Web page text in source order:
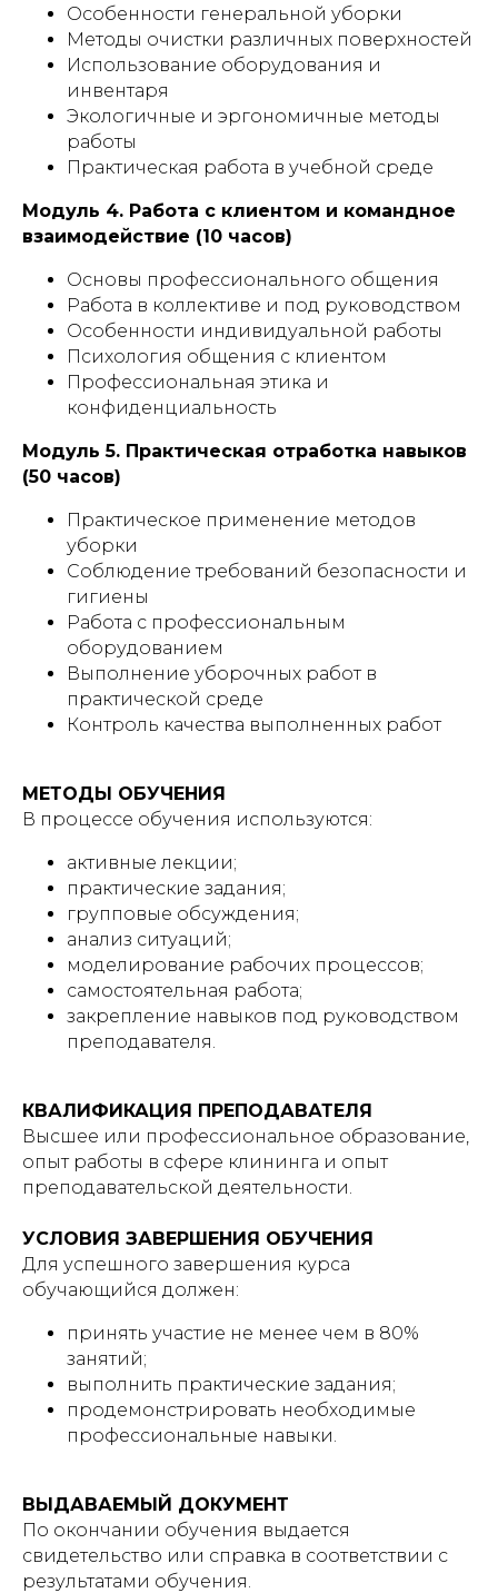
Особенности генеральной уборки
Методы очистки различных поверхностей
Использование оборудования и
инвентаря
Экологичные и эргономичные методы
работы
Практическая работа в учебной среде
Модуль 4. Работа с клиентом и командное
взаимодействие (10 часов)
Основы профессионального общения
Работа в коллективе и под руководством
Особенности индивидуальной работы
Психология общения с клиентом
Профессиональная этика и
конфиденциальность
Модуль 5. Практическая отработка навыков
(50 часов)
Практическое применение методов
уборки
Соблюдение требований безопасности и
гигиены
Работа с профессиональным
оборудованием
Выполнение уборочных работ в
практической среде
Контроль качества выполненных работ
МЕТОДЫ ОБУЧЕНИЯ
В процессе обучения используются:
активные лекции;
практические задания;
групповые обсуждения;
анализ ситуаций;
моделирование рабочих процессов;
самостоятельная работа;
закрепление навыков под руководством
преподавателя.
КВАЛИФИКАЦИЯ ПРЕПОДАВАТЕЛЯ
Высшее или профессиональное образование,
опыт работы в сфере клининга и опыт
преподавательской деятельности.
УСЛОВИЯ ЗАВЕРШЕНИЯ ОБУЧЕНИЯ
Для успешного завершения курса
обучающийся должен:
принять участие не менее чем в 80%
занятий;
выполнить практические задания;
продемонстрировать необходимые
профессиональные навыки.
ВЫДАВАЕМЫЙ ДОКУМЕНТ
По окончании обучения выдается
свидетельство или справка в соответствии с
результатами обучения.